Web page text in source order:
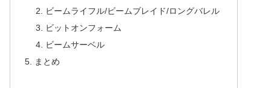
ビームライフル/ビームブレイド/ロングバレル
ビットオンフォーム
ビームサーベル
まとめ